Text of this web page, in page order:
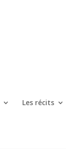
Les récits